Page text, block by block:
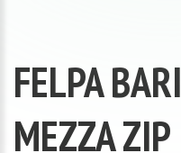
FELPA BARI
MEZZA ZIP